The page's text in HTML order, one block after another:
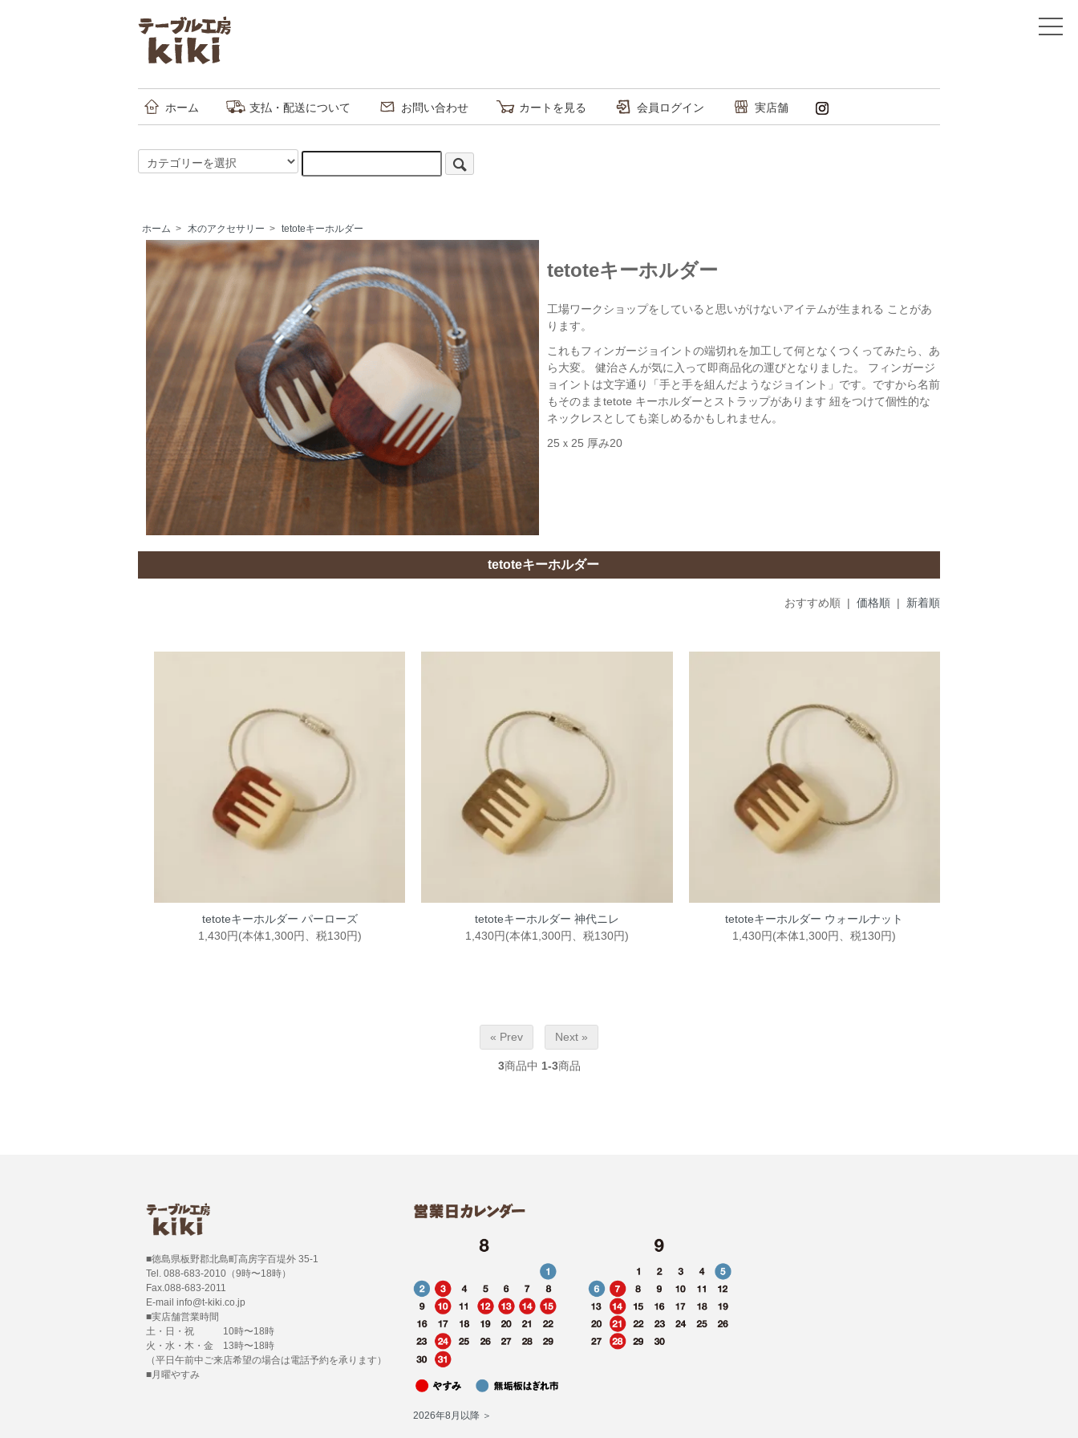
ホーム 支払・配送について お問い合わせ カートを見る 会員ログイン 実店舗
ホーム > 木のアクセサリー > tetoteキーホルダー
tetoteキーホルダー
工場ワークショップをしていると思いがけないアイテムが生まれる ことがあ
ります。
これもフィンガージョイントの端切れを加工して何となくつくってみたら、あ
ら大変。 健治さんが気に入って即商品化の運びとなりました。 フィンガージ
ョイントは文字通り「手と手を組んだようなジョイント」です。ですから名前
もそのままtetote キーホルダーとストラップがあります 紐をつけて個性的な
ネックレスとしても楽しめるかもしれません。
25ｘ25 厚み20
tetoteキーホルダー
おすすめ順 | 価格順 | 新着順
tetoteキーホルダー パーローズ
1,430円(本体1,300円、税130円)
tetoteキーホルダー 神代ニレ
1,430円(本体1,300円、税130円)
tetoteキーホルダー ウォールナット
1,430円(本体1,300円、税130円)
« Prev Next »
3商品中 1-3商品
■徳島県板野郡北島町高房字百堤外 35-1
Tel. 088-683-2010（9時〜18時）
Fax.088-683-2011
E-mail info@t-kiki.co.jp
■実店舗営業時間
土・日・祝 10時〜18時
火・水・木・金 13時〜18時
（平日午前中ご来店希望の場合は電話予約を承ります）
■月曜やすみ
2026年8月以降 ＞